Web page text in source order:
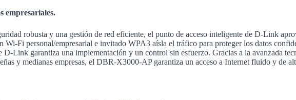
empresariales.
robusta y una gestión de red eficiente, el punto de acceso inteligente de D-Link
Fi personal/empresarial e invitado WPA3 aísla el tráfico para proteger los datos
D-Link garantiza una implementación y un control sin esfuerzo. Gracias a la avanzada
y medianas empresas, el DBR-X3000-AP garantiza un acceso a Internet fluido y de